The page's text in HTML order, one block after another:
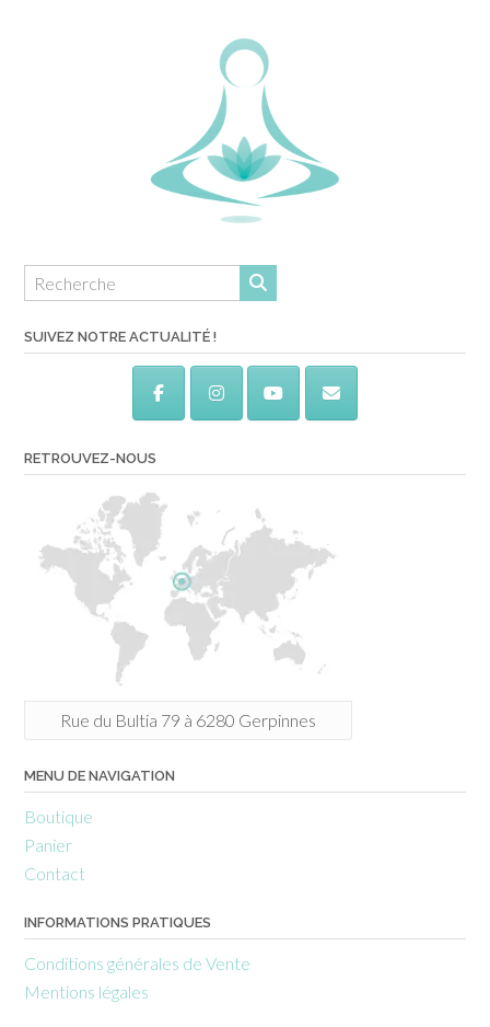
SUIVEZ NOTRE ACTUALITÉ !
RETROUVEZ-NOUS
Rue du Bultia 79 à 6280 Gerpinnes
MENU DE NAVIGATION
Boutique
Panier
Contact
INFORMATIONS PRATIQUES
Conditions générales de Vente
Mentions légales